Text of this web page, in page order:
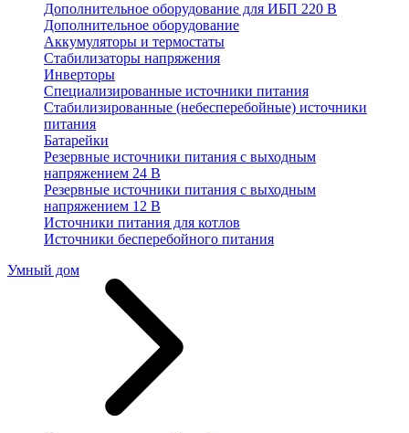
Дополнительное оборудование для ИБП 220 В
Дополнительное оборудование
Аккумуляторы и термостаты
Стабилизаторы напряжения
Инверторы
Специализированные источники питания
Стабилизированные (небесперебойные) источники
питания
Батарейки
Резервные источники питания с выходным
напряжением 24 В
Резервные источники питания с выходным
напряжением 12 В
Источники питания для котлов
Источники бесперебойного питания
Умный дом